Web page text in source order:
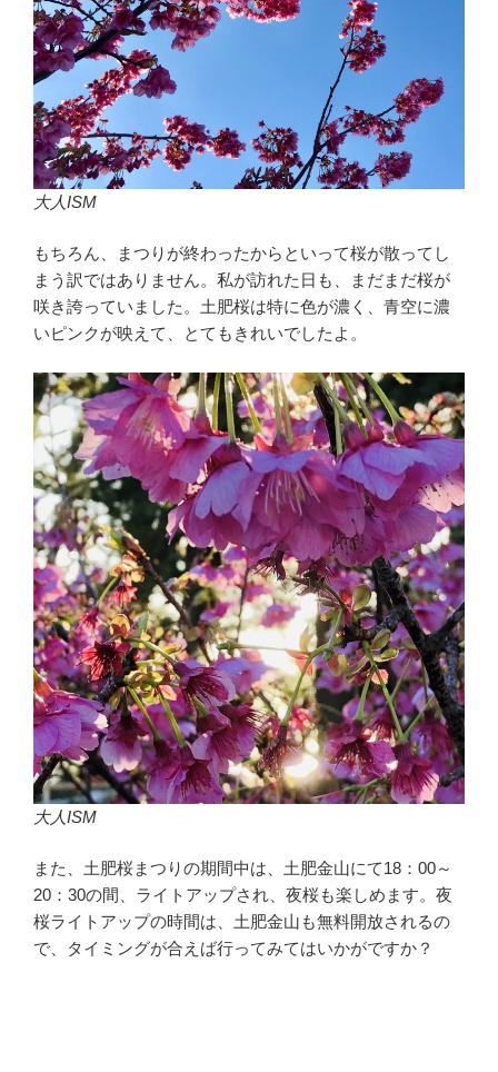
大人ISM
もちろん、まつりが終わったからといって桜が散ってし
まう訳ではありません。私が訪れた日も、まだまだ桜が
咲き誇っていました。土肥桜は特に色が濃く、青空に濃
いピンクが映えて、とてもきれいでしたよ。
大人ISM
また、土肥桜まつりの期間中は、土肥金山にて18：00～
20：30の間、ライトアップされ、夜桜も楽しめます。夜
桜ライトアップの時間は、土肥金山も無料開放されるの
で、タイミングが合えば行ってみてはいかがですか？